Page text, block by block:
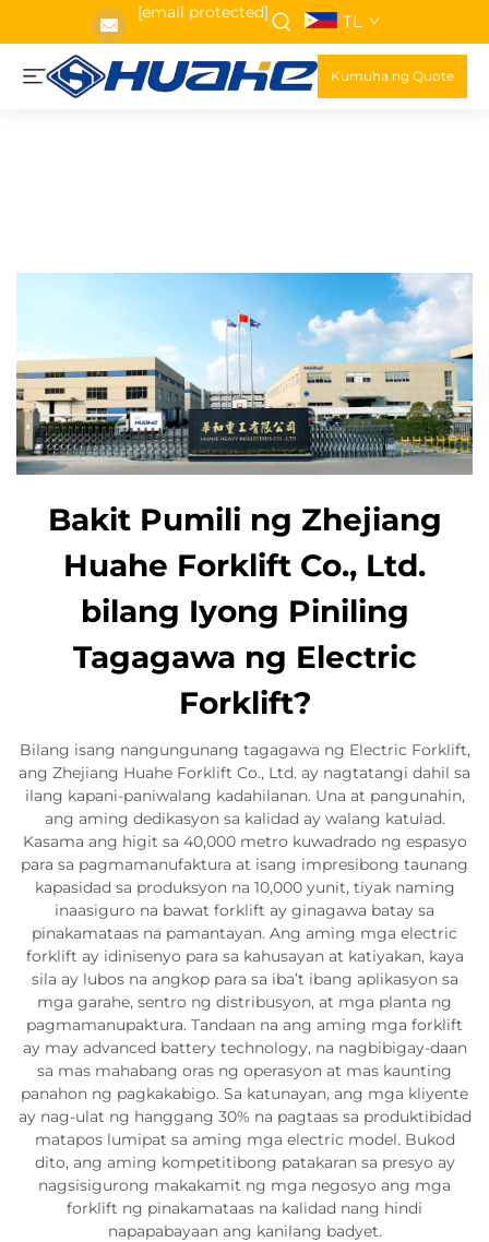
[email protected] TL
Kumuha ng Quote
Bakit Pumili ng Zhejiang
Huahe Forklift Co., Ltd.
bilang Iyong Piniling
Tagagawa ng Electric
Forklift?
Bilang isang nangungunang tagagawa ng Electric Forklift,
ang Zhejiang Huahe Forklift Co., Ltd. ay nagtatangi dahil sa
ilang kapani-paniwalang kadahilanan. Una at pangunahin,
ang aming dedikasyon sa kalidad ay walang katulad.
Kasama ang higit sa 40,000 metro kuwadrado ng espasyo
para sa pagmamanufaktura at isang impresibong taunang
kapasidad sa produksyon na 10,000 yunit, tiyak naming
inaasiguro na bawat forklift ay ginagawa batay sa
pinakamataas na pamantayan. Ang aming mga electric
forklift ay idinisenyo para sa kahusayan at katiyakan, kaya
sila ay lubos na angkop para sa iba’t ibang aplikasyon sa
mga garahe, sentro ng distribusyon, at mga planta ng
pagmamanupaktura. Tandaan na ang aming mga forklift
ay may advanced battery technology, na nagbibigay-daan
sa mas mahabang oras ng operasyon at mas kaunting
panahon ng pagkakabigo. Sa katunayan, ang mga kliyente
ay nag-ulat ng hanggang 30% na pagtaas sa produktibidad
matapos lumipat sa aming mga electric model. Bukod
dito, ang aming kompetitibong patakaran sa presyo ay
nagsisigurong makakamit ng mga negosyo ang mga
forklift ng pinakamataas na kalidad nang hindi
napapabayaan ang kanilang badyet.